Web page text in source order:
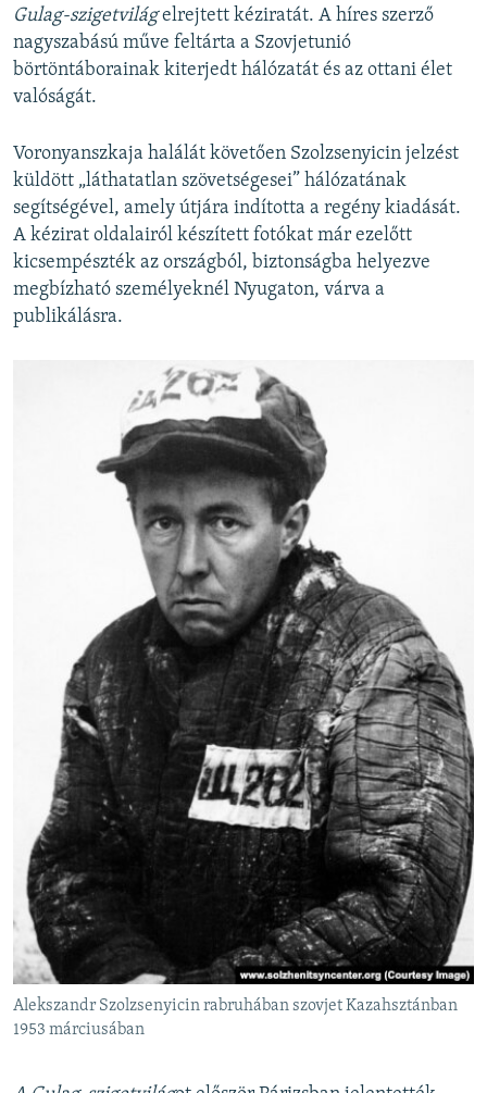
Gulag-szigetvilágelrejtett kéziratát. A híres szerző
nagyszabású műve feltárta a Szovjetunió
börtöntáborainak kiterjedt hálózatát és az ottani élet
valóságát.
Voronyanszkaja halálát követően Szolzsenyicin jelzést
küldött „láthatatlan szövetségesei” hálózatának
segítségével, amely útjára indította a regény kiadását.
A kézirat oldalairól készített fotókat már ezelőtt
kicsempészték az országból, biztonságba helyezve
megbízható személyeknél Nyugaton, várva a
publikálásra.
Alekszandr Szolzsenyicin rabruhában szovjet Kazahsztánban
1953 márciusában